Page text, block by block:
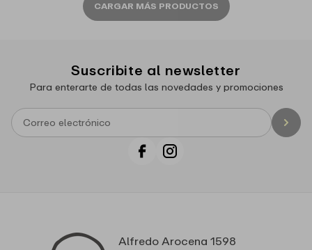
CARGAR MÁS PRODUCTOS
Suscribite al newsletter
Para enterarte de todas las novedades y promociones
FacebookInstagram
Alfredo Arocena 1598